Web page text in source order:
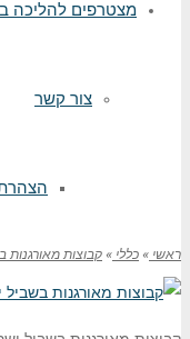
מצטרפים להליכה
צור קשר
ראשי » כללי » קבוצות מאורגנות